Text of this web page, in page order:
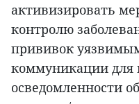
активизировать
контролю
прививок
коммуникации
осведомленности